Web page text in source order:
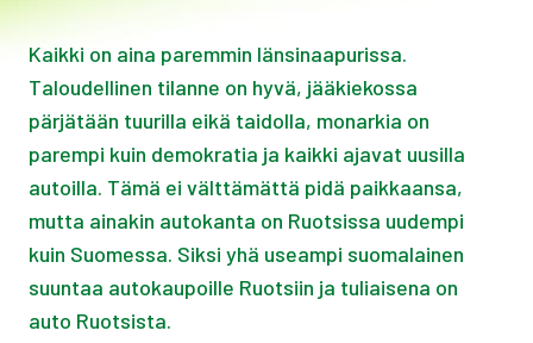
Kaikki on aina paremmin länsinaapurissa.
Taloudellinen tilanne on hyvä, jääkiekossa
pärjätään tuurilla eikä taidolla, monarkia on
parempi kuin demokratia ja kaikki ajavat uusilla
autoilla. Tämä ei välttämättä pidä paikkaansa,
mutta ainakin autokanta on Ruotsissa uudempi
kuin Suomessa. Siksi yhä useampi suomalainen
suuntaa autokaupoille Ruotsiin ja tuliaisena on
auto Ruotsista.